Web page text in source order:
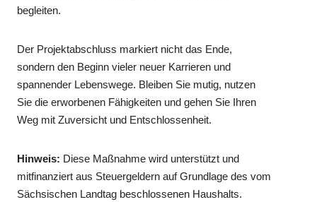
begleiten.
Der Projektabschluss markiert nicht das Ende,
sondern den Beginn vieler neuer Karrieren und
spannender Lebenswege. Bleiben Sie mutig, nutzen
Sie die erworbenen Fähigkeiten und gehen Sie Ihren
Weg mit Zuversicht und Entschlossenheit.
Hinweis: Diese Maßnahme wird unterstützt und
mitfinanziert aus Steuergeldern auf Grundlage des vom
Sächsischen Landtag beschlossenen Haushalts.